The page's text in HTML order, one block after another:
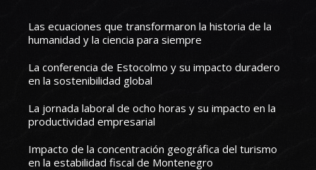
Las ecuaciones que transformaron la historia de la
humanidad y la ciencia para siempre
La conferencia de Estocolmo y su impacto duradero
en la sostenibilidad global
La jornada laboral de ocho horas y su impacto en la
productividad empresarial
Impacto de la concentración geográfica del turismo
en la estabilidad fiscal de Montenegro